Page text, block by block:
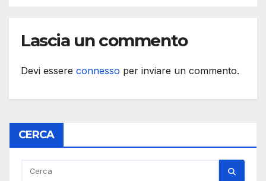
Lascia un commento
Devi essere connesso per inviare un commento.
CERCA